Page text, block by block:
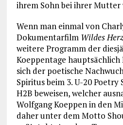
ihrem Sohn bei ihrer Mutter
Wenn man einmal von
Dokumentarfilm Wildes Herz
weitere Programm der
Koeppentage
sich der poetische
Spiritus beim 3. U-20 Poetry
H2B beweisen, welcher
Wolfgang Koeppen in den
daher unter dem Motto